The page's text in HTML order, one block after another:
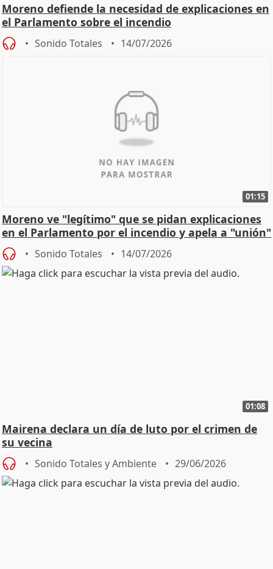
Moreno defiende la necesidad de explicaciones en
el Parlamento sobre el incendio
Sonido Totales 14/07/2026
01:15
Moreno ve "legítimo" que se pidan explicaciones
en el Parlamento por el incendio y apela a "unión"
y
Sonido Totales 14/07/2026
01:08
Mairena declara un día de luto por el crimen de
su vecina
Sonido Totales y Ambiente 29/06/2026